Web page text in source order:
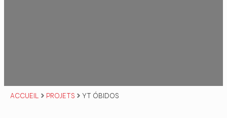
ACCUEIL PROJETS YT ÓBIDOS